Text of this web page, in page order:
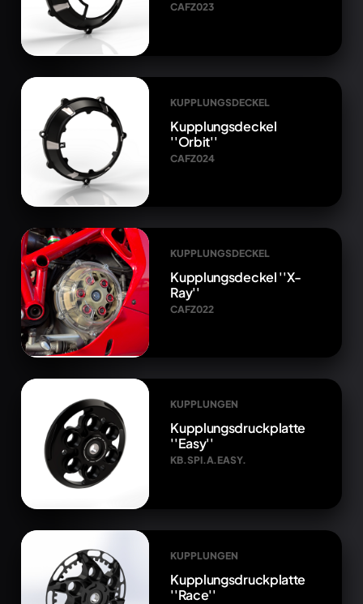
CAFZ023
KUPPLUNGSDECKEL
Kupplungsdeckel
''Orbit''
CAFZ024
KUPPLUNGSDECKEL
Kupplungsdeckel ''X-
Ray''
CAFZ022
KUPPLUNGEN
Kupplungsdruckplatte
''Easy''
KB.SPI.A.EASY.
KUPPLUNGEN
Kupplungsdruckplatte
''Race''